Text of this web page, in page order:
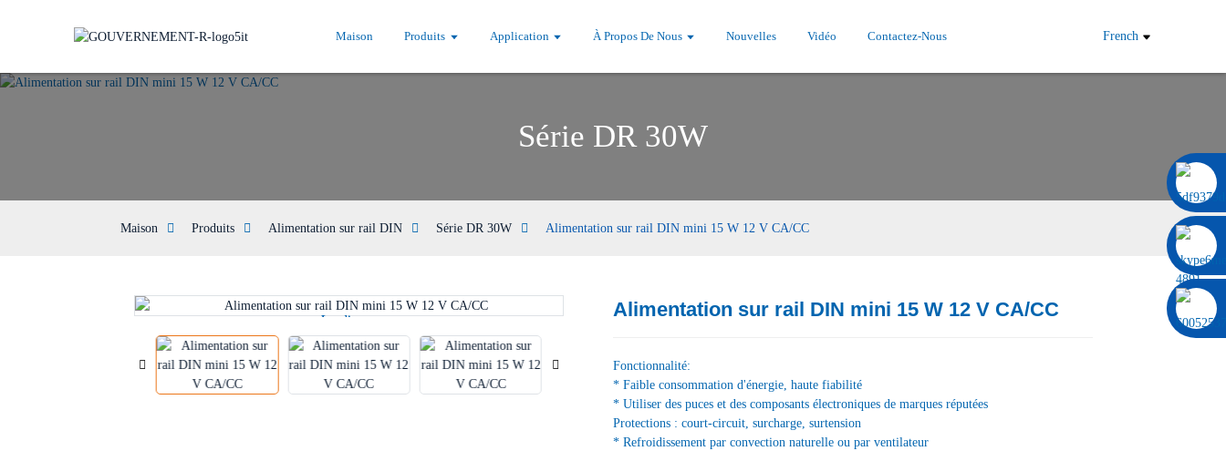
Maison Produits Application À Propos De Nous Nouvelles Vidéo Contactez-Nous French
Série DR 30W
Maison Produits Alimentation sur rail DIN Série DR 30W Alimentation sur rail DIN mini 15 W 12 V CA/CC
Loading...
Loading... Loading...
Loading...
Alimentation sur rail DIN mini 15 W 12 V CA/CC
Fonctionnalité:
* Faible consommation d'énergie, haute fiabilité
* Utiliser des puces et des composants électroniques de marques réputées
Protections : court-circuit, surcharge, surtension
* Refroidissement par convection naturelle ou par ventilateur